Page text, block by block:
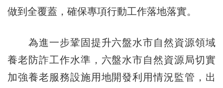
做到全覆蓋，確保專項行動工作落地落實。
為進一步鞏固提升六盤水市自然資源領域
養老防詐工作水準，六盤水市自然資源局切實
加強養老服務設施用地開發利用情況監管，出